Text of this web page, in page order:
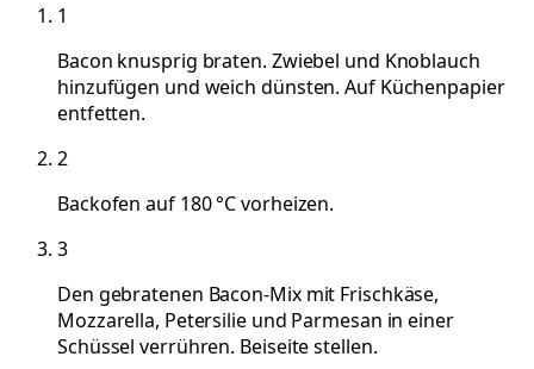
1
Bacon knusprig braten. Zwiebel und Knoblauch
hinzufügen und weich dünsten. Auf Küchenpapier
entfetten.
2
Backofen auf 180 °C vorheizen.
3
Den gebratenen Bacon-Mix mit Frischkäse,
Mozzarella, Petersilie und Parmesan in einer
Schüssel verrühren. Beiseite stellen.